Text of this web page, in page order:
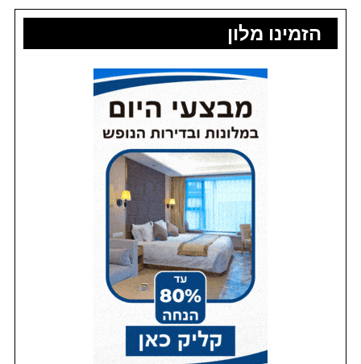
הזמינו מלון